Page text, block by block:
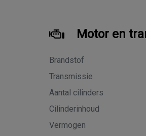
Motor en
Brandstof
Transmissie
Aantal cilinders
Cilinderinhoud
Vermogen